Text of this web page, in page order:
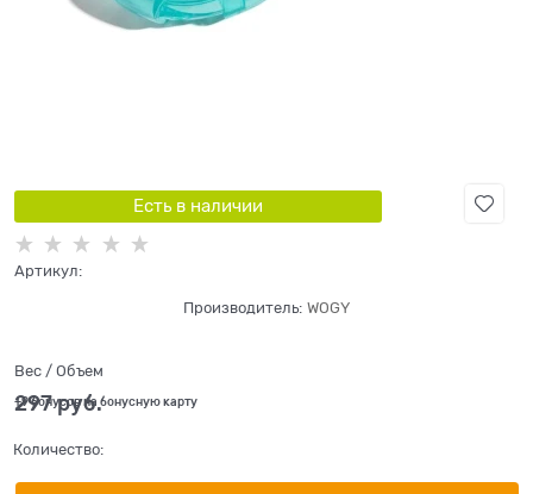
Есть в наличии
Артикул:
Производитель: WOGY
Вес / Объем
297 руб.
+9 бонусов на бонусную карту
Количество: